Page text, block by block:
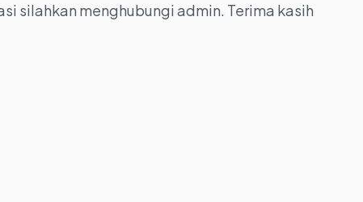
silahkan menghubungi admin. Terima kasih